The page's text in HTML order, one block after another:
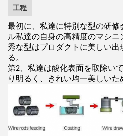
工程
最初に、私達に特別な型の研修
ル私達の自身の高精度のマシニ
秀な型はプロダクトに美しい出
る。
第2、私達は酸化表面を取除い
り明るく、きれい均一美しいた